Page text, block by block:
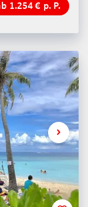
1.254€ p. P.